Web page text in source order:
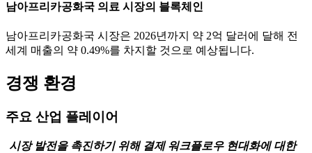
남아프리카공화국 의료 시장의 블록체인
남아프리카공화국 시장은 2026년까지 약 2억 달러에 달해 전
세계 매출의 약 0.49%를 차지할 것으로 예상됩니다.
경쟁 환경
주요 산업 플레이어
시장 발전을 촉진하기 위해 결제 워크플로우 현대화에 대한